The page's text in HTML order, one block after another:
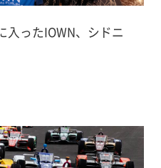
入ったIOWN、シドニ